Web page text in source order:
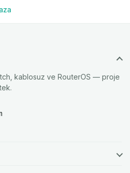
kablosuz ve RouterOS — proje